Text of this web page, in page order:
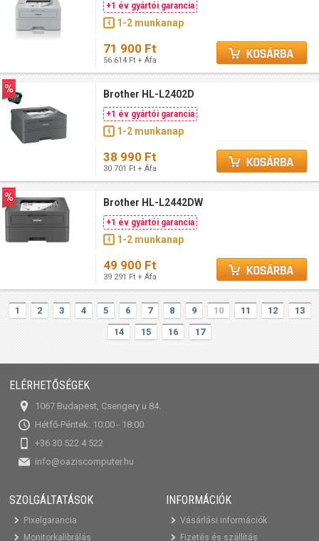
+1 év gyártói garancia
1-2 munkanap
71 900 Ft
56 614 Ft + Áfa
Brother HL-L2402D
+1 év gyártói garancia
1-2 munkanap
38 990 Ft
30 701 Ft + Áfa
Brother HL-L2442DW
+1 év gyártói garancia
1-2 munkanap
49 900 Ft
39 291 Ft + Áfa
1 2 3 4 5 6 7 8 9 10 11 12
13
14
15 16 17
ELÉRHETŐSÉGEK
1067 Budapest, Csengery u 84.
Hétfő-Péntek: 10:00 - 18:00
+36 30 522 4 522
info@oaziscomputer.hu
SZOLGÁLTATÁSOK
Pixelgarancia
Monitorkalibrálás
INFORMÁCIÓK
Vásárlási információk
Fizetés és szállítás